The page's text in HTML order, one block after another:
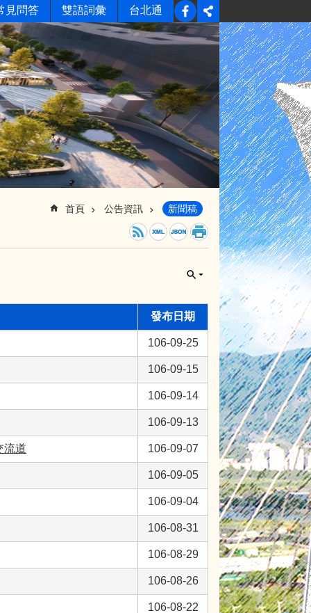
見問答 雙語詞彙 台北通
首頁 公告資訊 新聞稿
發布日期
106-09-25
106-09-15
106-09-14
106-09-13
流道 106-09-07
106-09-05
106-09-04
106-08-31
106-08-29
106-08-26
106-08-22